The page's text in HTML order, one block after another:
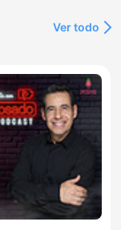
Ver todo